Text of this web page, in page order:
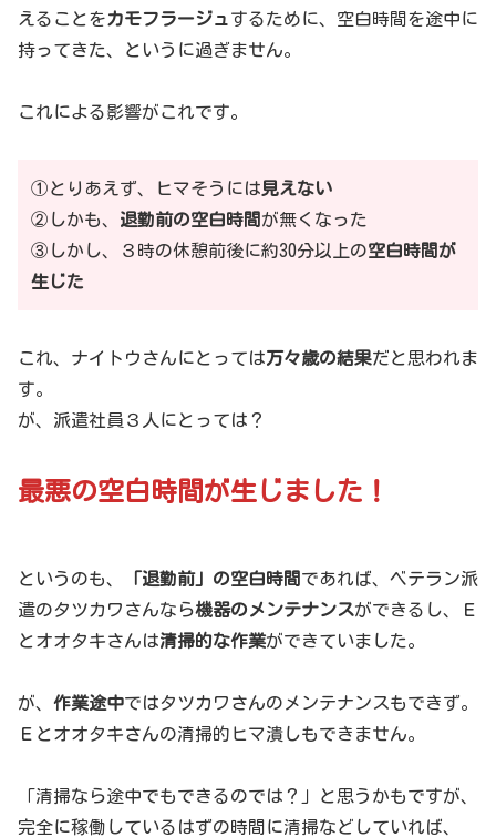
えることをカモフラージュするために、空白時間を途中に
持ってきた、というに過ぎません。
これによる影響がこれです。
①とりあえず、ヒマそうには見えない
②しかも、 退勤前の空白時間 が無くなった
③しかし、３時の休憩前後に約30分以上の空白時間が
生じた
これ、ナイトウさんにとっては万々歳の結果だと思われま
す。
が、派遣社員３人にとっては？
最悪の空白時間が生じました！
というのも、 「退勤前」の空白時間 であれば、ベテラン派
遣のタツカワさんなら機器のメンテナンスができるし、Ｅ
とオオタキさんは清掃的な作業ができていました。
が、 作業途中ではタツカワさんのメンテナンスもできず。
Ｅとオオタキさんの清掃的ヒマ潰しもできません。
「清掃なら途中でもできるのでは？」と思うかもですが、
完全に稼働しているはずの時間に清掃などしていれば、